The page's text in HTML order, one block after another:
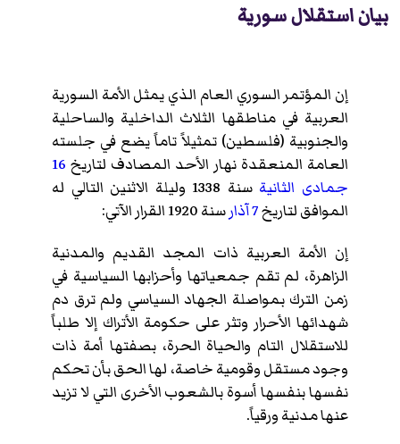
بيان استقلال سورية
إن المؤتمر السوري العام الذي يمثل الأمة السورية
العربية في مناطقها الثلاث الداخلية والساحلية
والجنوبية (فلسطين) تمثيلاً تاماً يضع في جلسته
العامة المنعقدة نهار الأحد المصادف لتاريخ 16
جمادى الثانية
سنة 1338 وليلة الاثنين التالي له
الموافق لتاريخ7 آذار
سنة 1920 القرار الآتي:
إن الأمة العربية ذات المجد القديم والمدنية
الزاهرة، لم تقم جمعياتها وأحزابها السياسية في
زمن الترك بمواصلة الجهاد السياسي ولم ترق دم
شهدائها الأحرار وتثر على حكومة الأتراك إلا طلباً
للاستقلال التام والحياة الحرة، بصفتها أمة ذات
وجود مستقل وقومية خاصة، لها الحق بأن تحكم
نفسها بنفسها أسوة بالشعوب الأخرى التي لا تزيد
عنها مدنية ورقياً.